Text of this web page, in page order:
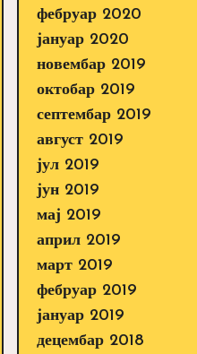
фебруар 2020
јануар 2020
новембар 2019
октобар 2019
септембар 2019
август 2019
јул 2019
јун 2019
мај 2019
април 2019
март 2019
фебруар 2019
јануар 2019
децембар 2018